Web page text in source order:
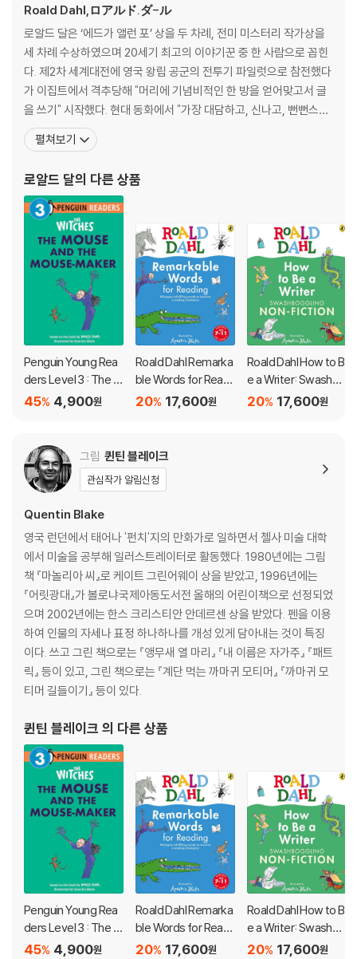
- teacher’s note, lesson plan
- CEFR 레벨, Lexile 지수 대응 및 각 리더스의 주제를 보여주는 상세한 R
eaders Map
- 문제 및 추가 활동 정답
* eBook 과 오디오는 penguinreaders.co.uk 사이트에 접속하여 회원
가입 후 교재에 부착된 access code를 입력하여 사용할 수 있습니다.
4. 시리즈 세부 정보
ROALD DHAL series Overview
Roald Dahl의 초급 독서 시리즈는 어린 독자들을 위한 시리즈입니다. 이
시리즈는 Roald Dahl의 작품 중에서도 더 쉽게 읽을 수 있는 이야기들로
구성되어 있습니다. 이 시리즈는 어린이들이 독서를 통해 즐거움을 느끼면
서 동시에 독해 실력을 향상시킬 수 있도록 설계되었습니다.
이 시리즈는 주로 짧고 간단한 이야기들로 구성되어 있으며, 어린이들이
읽기 쉬운 어휘와 문장 구조를 사용합니다. Roald Dahl의 독특하고 재미
있는 이야기들은 아이들의 상상력을 자극하고 호기심을 자아냅니다.
이 시리즈는 초급 독서자들을 위한 최적의 선택이며, Roald Dahl의 특유
Roald Dahl,ロアルド.ダ-ル
로알드 달은 ‘에드가 앨런 포’ 상을 두 차례, 전미 미스터리 작가상을
세 차례 수상하였으며 20세기 최고의 이야기꾼 중 한 사람으로 꼽힌
다. 제2차 세계대전에 영국 왕립 공군의 전투기 파일럿으로 참전했다
가 이집트에서 격추당해 "머리에 기념비적인 한 방을 얻어맞고서 글
을 쓰기" 시작했다. 현대 동화에서 "가장 대담하고, 신나고, 뻔뻔스럽
고, 재미있는 어린이 책"을 만든 작가라는 평을 받고 있으며, 구미 어
린들이 가장 좋아하는 작가로 손꼽히고 있다. 1916년 10월 3일에 영
렙턴 스쿨을 다녔다. 부모는 노르웨
펼쳐보기
로알드 달의 다른 상품
Penguin Young Rea
ders Level 3 : The W
itches : The Mouse
4,900원
45%
Roald Dahl Remarka
ble Words for Readi
ng
17,600원
20%
Roald Dahl How to B
e a Writer: Swashbo
ggling Non-Fiction
17,600원
20%
그림 퀸틴 블레이크
관심작가 알림신청
Quentin Blake
영국 런던에서 태어나 '펀치'지의 만화가로 일하면서 첼사 미술 대학
에서 미술을 공부해 일러스트레이터로 활동했다. 1980년에는 그림
책 『마놀리아 씨』로 케이트 그린어웨이 상을 받았고, 1996년에는
『어릿광대』가 볼로냐국제아동도서전 올해의 어린이책으로 선정되었
으며 2002년에는 한스 크리스티안 안데르센 상을 받았다. 펜을 이용
하여 인물의 자세나 표정 하나하나를 개성 있게 담아내는 것이 특징
이다. 쓰고 그린 책으로는 『앵무새 열 마리』 『내 이름은 자가주』 『패트
릭』 등이 있고, 그린 책으로는 『계단 먹는 까마귀 모티머』 『까마귀 모
티머 길들이기』 등이 있다.
퀸틴 블레이크 의 다른 상품
Penguin Young Rea
ders Level 3 : The W
itches : The Mouse
4,900원
45%
Roald Dahl Remarka
ble Words for Readi
ng
17,600원
20%
Roald Dahl How to B
e a Writer: Swashbo
ggling Non-Fiction
17,600원
20%